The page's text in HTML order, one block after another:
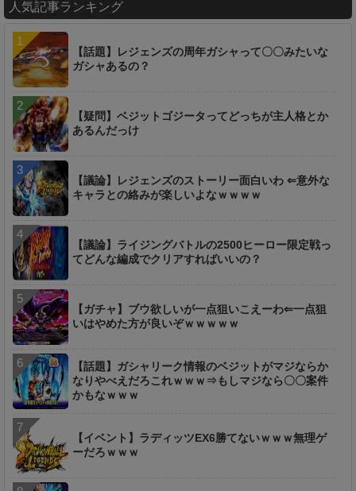
人気記事ランキング
【話題】レジェンズの周年ガシャって〇〇みたいな
ガシャあるの？
【疑問】ベジットゴジータってどっちが主人格とか
あるんだっけ
【議論】レジェンズのストーリー面白いわ ⇐意外な
キャラとの絡みが楽しいよなｗｗｗｗ
【議論】ライジングバトルの2500ヒーロー限定戦っ
てどんな編成でクリアすればいいの？
【ガチャ】ブウ欲しいが一点狙いこえーわ⇐一点狙
いはやめた方が良いぞｗｗｗｗｗ
【話題】ガシャリーク情報のベジットがマジならか
なりやべえだろこれｗｗｗ⇒もしマジなら〇〇案件
かもなｗｗｗ
【イベント】ラディッツEX6勝てないｗｗｗ無理ゲ
ーだろｗｗｗ